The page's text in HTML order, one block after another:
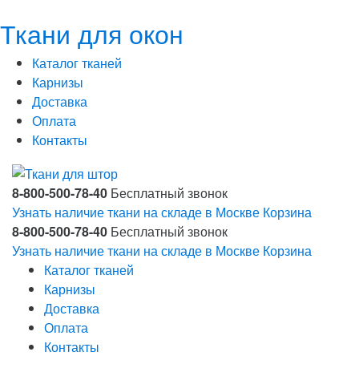
Ткани для окон
Каталог тканей
Карнизы
Доставка
Оплата
Контакты
8-800-500-78-40 Бесплатный звонок
Узнать наличие ткани на складе в Москве Корзина
8-800-500-78-40 Бесплатный звонок
Узнать наличие ткани на складе в Москве Корзина
Каталог тканей
Карнизы
Доставка
Оплата
Контакты